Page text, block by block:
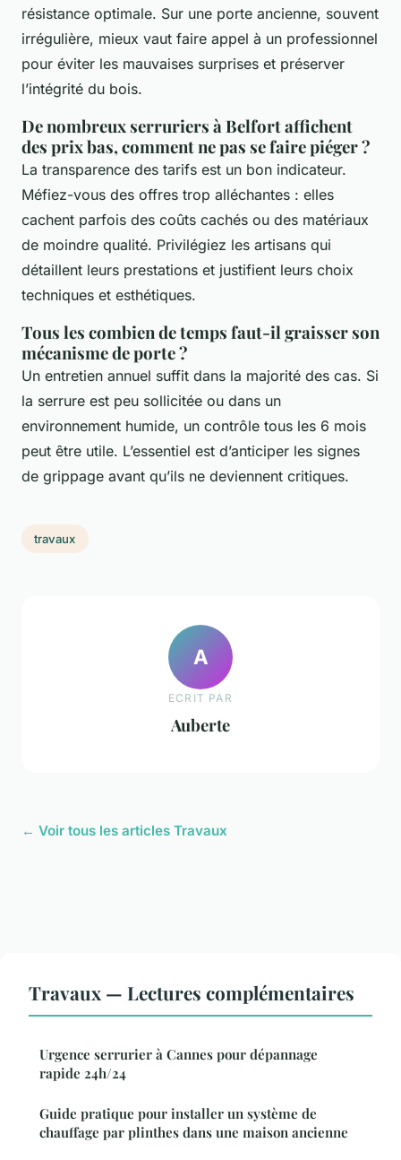
résistance optimale. Sur une porte ancienne, souvent
irrégulière, mieux vaut faire appel à un professionnel
pour éviter les mauvaises surprises et préserver
l’intégrité du bois.
De nombreux serruriers à Belfort affichent
des prix bas, comment ne pas se faire piéger ?
La transparence des tarifs est un bon indicateur.
Méfiez-vous des offres trop alléchantes : elles
cachent parfois des coûts cachés ou des matériaux
de moindre qualité. Privilégiez les artisans qui
détaillent leurs prestations et justifient leurs choix
techniques et esthétiques.
Tous les combien de temps faut-il graisser son
mécanisme de porte ?
Un entretien annuel suffit dans la majorité des cas. Si
la serrure est peu sollicitée ou dans un
environnement humide, un contrôle tous les 6 mois
peut être utile. L’essentiel est d’anticiper les signes
de grippage avant qu’ils ne deviennent critiques.
travaux
A
ECRIT PAR
Auberte
← Voir tous les articles Travaux
Travaux — Lectures complémentaires
Urgence serrurier à Cannes pour dépannage
rapide 24h/24
Guide pratique pour installer un système de
chauffage par plinthes dans une maison ancienne